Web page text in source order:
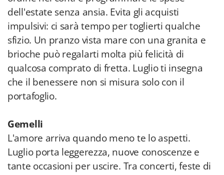
dell'estate senza ansia. Evita gli acquisti
impulsivi: ci sarà tempo per toglierti qualche
sfizio. Un pranzo vista mare con una granita e
brioche può regalarti molta più felicità di
qualcosa comprato di fretta. Luglio ti insegna
che il benessere non si misura solo con il
portafoglio.
Gemelli
L'amore arriva quando meno te lo aspetti.
Luglio porta leggerezza, nuove conoscenze e
tante occasioni per uscire. Tra concerti, feste di